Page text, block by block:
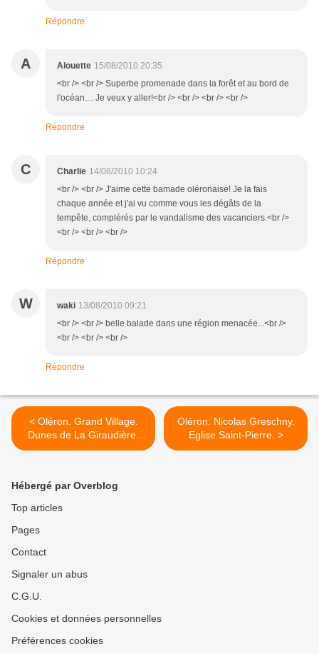
Répondre
A Alouette 15/08/2010 20:35
<br /> <br /> Superbe promenade dans la forêt et au bord de
l'océan.... Je veux y aller!<br /> <br /> <br /> <br />
Répondre
C Charlie 14/08/2010 10:24
<br /> <br /> J'aime cette bamade oléronaise! Je la fais
chaque année et j'ai vu comme vous les dégâts de la
tempête, complérés par le vandalisme des vacanciers.<br />
<br /> <br /> <br />
Répondre
W waki 13/08/2010 09:21
<br /> <br /> belle balade dans une région menacée...<br />
<br /> <br /> <br />
Répondre
< Oléron. Grand Village.
Dunes de La Giraudière.
Scandale.
Oléron. Nicolas Greschny.
Eglise Saint-Pierre. >
Hébergé par Overblog
Top articles
Pages
Contact
Signaler un abus
C.G.U.
Cookies et données personnelles
Préférences cookies